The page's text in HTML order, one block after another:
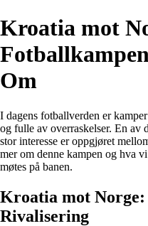
Kroatia mot
Om
I dagens fotballverden er
og fulle av overraskelser. En av
stor interesse er oppgjøret
mer om denne kampen og hva
møtes på banen.
Kroatia mot
Rivalisering